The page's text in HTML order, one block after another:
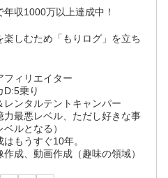
年収1000万以上達成中！
楽しむため「もりログ」を立ち
フィリエイター
D:5乗り
レンタルテントキャンパー
力最悪レベル、ただし好きな事
ルとなる）
はもうすぐ10年。
作成、動画作成（趣味の領域）